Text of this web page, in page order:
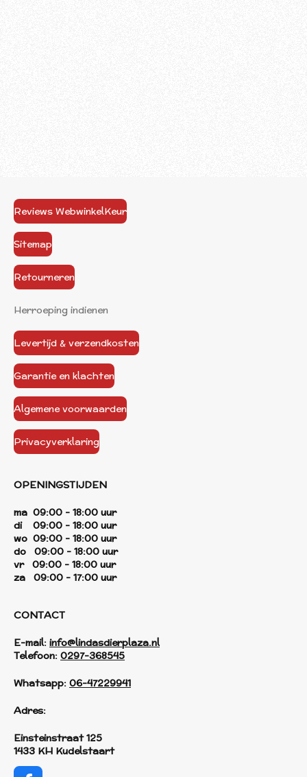
Reviews WebwinkelKeur
Sitemap
Retourneren
Herroeping indienen
Levertijd & verzendkosten
Garantie en klachten
Algemene voorwaarden
Privacyverklaring
OPENINGSTIJDEN
ma 09:00 - 18:00 uur
di 09:00 - 18:00 uur
wo 09:00 - 18:00 uur
do 09:00 - 18:00 uur
vr 09:00 - 18:00 uur
za 09:00 - 17:00 uur
CONTACT
E-mail: info@lindasdierplaza.nl
Telefoon: 0297-368545
Whatsapp: 06-47229941
Adres:
Einsteinstraat 125
1433 KH Kudelstaart